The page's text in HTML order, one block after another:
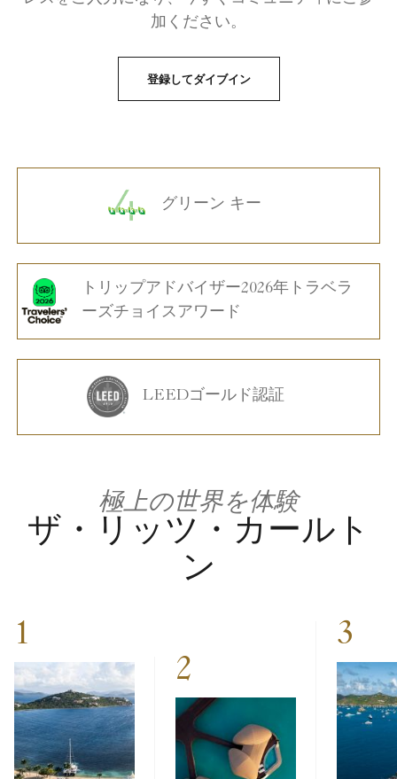
加ください。
登録してダイブイン
グリーン キー
トリップアドバイザー2026年トラベラ
ーズチョイスアワード
LEEDゴールド認証
極上の世界を体験
ザ・リッツ・カールト
ン
1
2
3